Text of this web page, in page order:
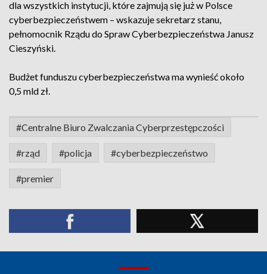
dla wszystkich instytucji, które zajmują się już w Polsce
cyberbezpieczeństwem – wskazuje sekretarz stanu,
pełnomocnik Rządu do Spraw Cyberbezpieczeństwa Janusz
Cieszyński.
Budżet funduszu cyberbezpieczeństwa ma wynieść około
0,5 mld zł.
#Centralne Biuro Zwalczania Cyberprzestępczości
#rząd #policja #cyberbezpieczeństwo
#premier